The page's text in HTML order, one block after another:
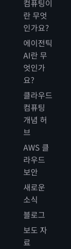
컴퓨팅이
란 무엇
인가요?
에이전틱
AI란 무
엇인가
요?
클라우드
컴퓨팅
개념 허
브
AWS 클
라우드
보안
새로운
소식
블로그
보도 자
료